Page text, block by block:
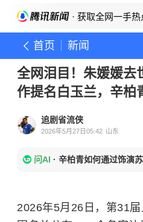
· 获取全网一手热
首页 新闻
全网泪目！朱媛媛去
作提名白玉兰，辛柏
追剧省流侠
2026年5月27日05:42 山东
问AI · 辛柏青如何通过饰演
2026年5月26日，第31